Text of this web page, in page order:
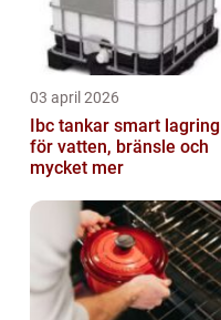
03 april 2026
Ibc tankar smart lagring
för vatten, bränsle och
mycket mer